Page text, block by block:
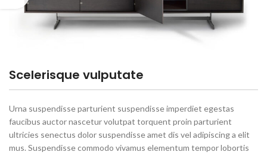
Scelerisque vulputate
Urna suspendisse parturient suspendisse imperdiet egestas
faucibus auctor nascetur volutpat torquent proin parturient
ultricies senectus dolor suspendisse amet dis vel adipiscing a elit
mus. Suspendisse commodo vivamus elementum tempor lobortis